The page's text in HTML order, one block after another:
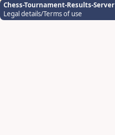
Chess-Tournament-Results-Server
Legal details/Terms of use